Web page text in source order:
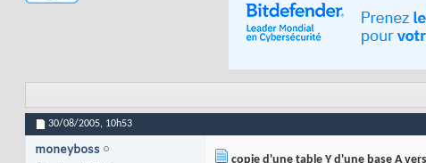
30/08/2005, 10h53
moneyboss
copie d'une table Y d'une base A